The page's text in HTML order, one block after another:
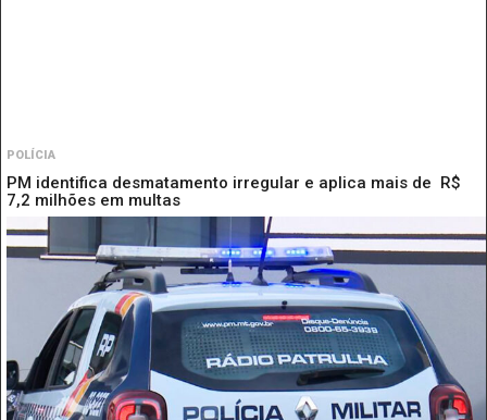
POLÍCIA
PM identifica desmatamento irregular e aplica mais de R$
7,2 milhões em multas